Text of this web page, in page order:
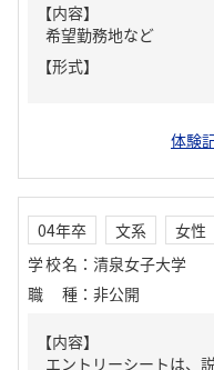
【内容】
希望勤務地など
【形式】
体験
04年卒 文系
女性
学校名 ： 清泉女子大学
職種 ： 非公開
【内容】
エントリーシートは、